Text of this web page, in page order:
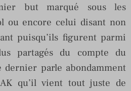
but marqué sous les
ou encore celui disant non
puisqu’ils figurent parmi
partagés du compte du
parle abondamment
qu’il vient tout juste de